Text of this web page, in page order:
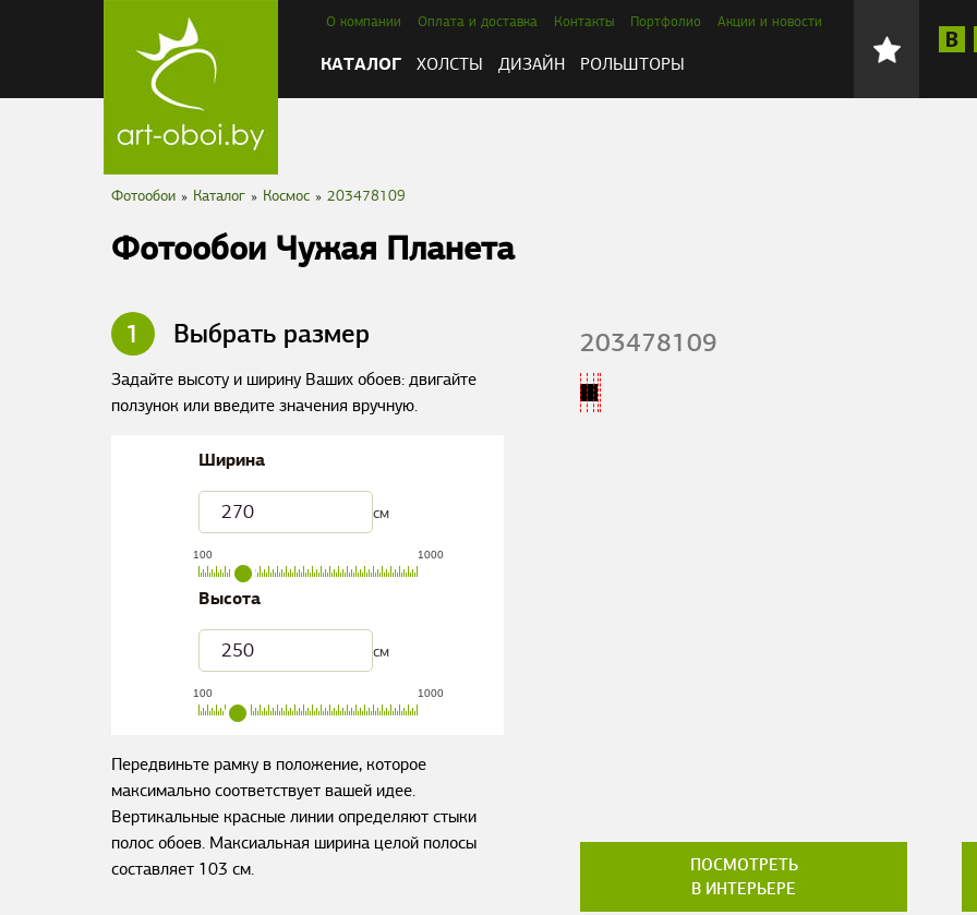
О компании Оплата и доставка Контакты Портфолио Акции и новости
КАТАЛОГ ХОЛСТЫ ДИЗАЙН РОЛЬШТОРЫ
Фотообои » Каталог » Космос » 203478109
Фотообои Чужая Планета
1 Выбрать размер
Задайте высоту и ширину Ваших обоев: двигайте
ползунок или введите значения вручную.
Ширина
см
100 1000
Высота
см
100 1000
Передвиньте рамку в положение, которое
максимально соответствует вашей идее.
Вертикальные красные линии определяют стыки
полос обоев. Максиальная ширина целой полосы
составляет 103 см.
203478109
ПОСМОТРЕТЬ
В ИНТЕРЬЕРЕ